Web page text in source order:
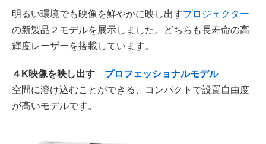
明るい環境でも映像を鮮やかに映し出すプロジェクター
の新製品２モデルを展示しました。どちらも長寿命の高
輝度レーザーを搭載しています。
４K映像を映し出す プロフェッショナルモデル
空間に溶け込むことができる、コンパクトで設置自由度
が高いモデルです。